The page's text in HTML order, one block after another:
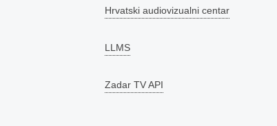
Hrvatski audiovizualni centar
LLMS
Zadar TV API